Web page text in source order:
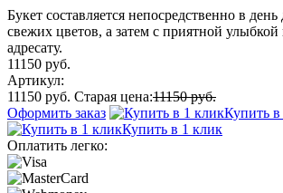
Букет составляется непосредственно в день
свежих цветов, а затем с приятной улыбкой
адресату.
11150 руб.
Артикул:
11150 руб. Старая цена:11150 руб.
Оформить заказ
Купить
Купить в 1 клик
Оплатить легко: